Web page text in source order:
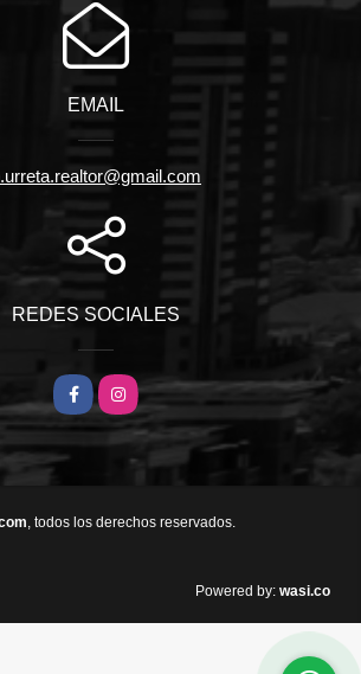
EMAIL
REDES SOCIALES
FacebookInstagram
, todos los derechos reservados.
Powered by: wasi.co